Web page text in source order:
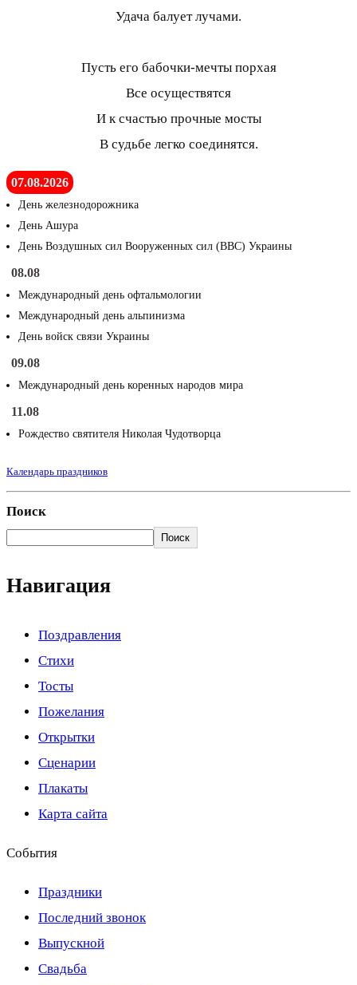
Удача балует лучами.
Пусть его бабочки-мечты порхая
Все осуществятся
И к счастью прочные мосты
В судьбе легко соединятся.
07.08.2026
День железнодорожника
День Ашура
День Воздушных сил Вооруженных сил (ВВС) Украины
08.08
Международный день офтальмологии
Международный день альпинизма
День войск связи Украины
09.08
Международный день коренных народов мира
11.08
Рождество святителя Николая Чудотворца
Календарь праздников
Поиск
Поиск
Навигация
Поздравления
Стихи
Тосты
Пожелания
Открытки
Сценарии
Плакаты
Карта сайта
События
Праздники
Последний звонок
Выпускной
Свадьба